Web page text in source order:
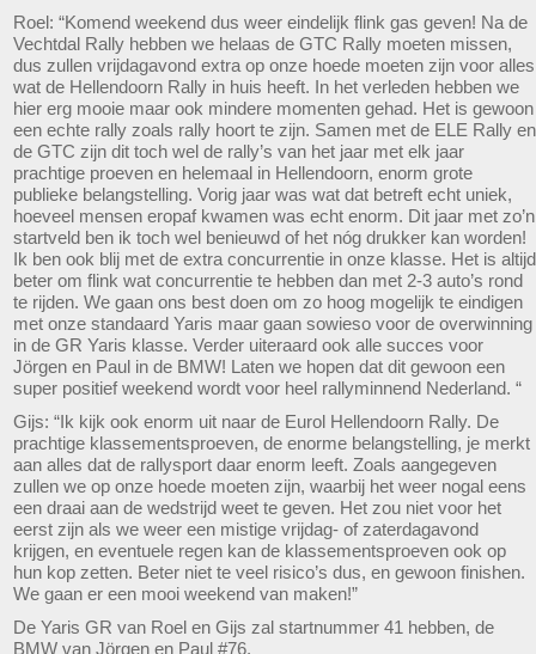
Roel: “Komend weekend dus weer eindelijk flink gas geven! Na de
Vechtdal Rally hebben we helaas de GTC Rally moeten missen,
dus zullen vrijdagavond extra op onze hoede moeten zijn voor alles
wat de Hellendoorn Rally in huis heeft. In het verleden hebben we
hier erg mooie maar ook mindere momenten gehad. Het is gewoon
een echte rally zoals rally hoort te zijn. Samen met de ELE Rally en
de GTC zijn dit toch wel de rally’s van het jaar met elk jaar
prachtige proeven en helemaal in Hellendoorn, enorm grote
publieke belangstelling. Vorig jaar was wat dat betreft echt uniek,
hoeveel mensen eropaf kwamen was echt enorm. Dit jaar met zo’n
startveld ben ik toch wel benieuwd of het nóg drukker kan worden!
Ik ben ook blij met de extra concurrentie in onze klasse. Het is altijd
beter om flink wat concurrentie te hebben dan met 2-3 auto’s rond
te rijden. We gaan ons best doen om zo hoog mogelijk te eindigen
met onze standaard Yaris maar gaan sowieso voor de overwinning
in de GR Yaris klasse. Verder uiteraard ook alle succes voor
Jörgen en Paul in de BMW! Laten we hopen dat dit gewoon een
super positief weekend wordt voor heel rallyminnend Nederland. “
Gijs: “Ik kijk ook enorm uit naar de Eurol Hellendoorn Rally. De
prachtige klassementsproeven, de enorme belangstelling, je merkt
aan alles dat de rallysport daar enorm leeft. Zoals aangegeven
zullen we op onze hoede moeten zijn, waarbij het weer nogal eens
een draai aan de wedstrijd weet te geven. Het zou niet voor het
eerst zijn als we weer een mistige vrijdag- of zaterdagavond
krijgen, en eventuele regen kan de klassementsproeven ook op
hun kop zetten. Beter niet te veel risico’s dus, en gewoon finishen.
We gaan er een mooi weekend van maken!”
De Yaris GR van Roel en Gijs zal startnummer 41 hebben, de
BMW van Jörgen en Paul #76.